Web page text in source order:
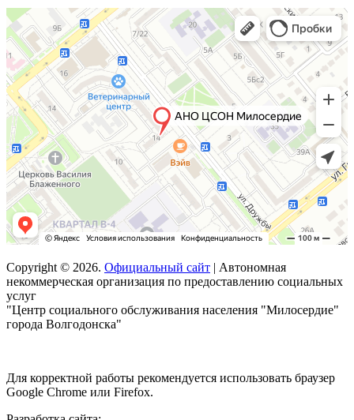
Copyright © 2026. Официальный сайт | Автономная
некоммерческая организация по предоставлению социальных
услуг
"Центр социального обслуживания населения "Милосердие"
города Волгодонска"
Для корректной работы рекомендуется использовать браузер
Google Chrome или Firefox.